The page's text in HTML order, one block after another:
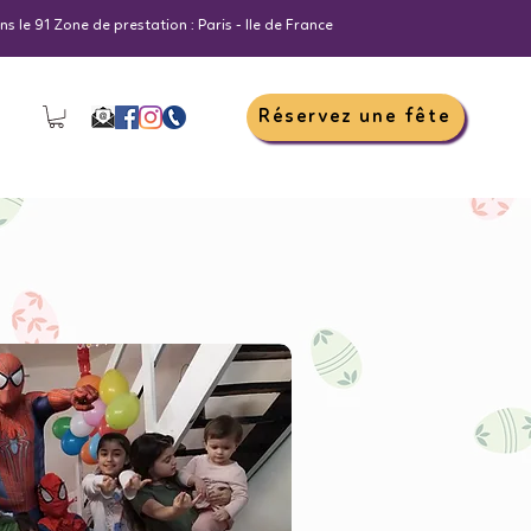
le 91 Zone de prestation : Paris - Ile de France
Réservez une fête